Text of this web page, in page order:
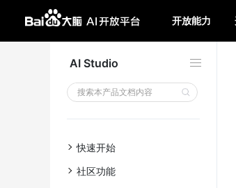
开放能力
AI Studio
快速开始
社区功能